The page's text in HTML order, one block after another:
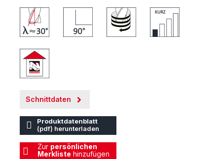
Schnittdaten
Produktdatenblatt
(pdf) herunterladen
Zur persönlichen
Merkliste hinzufügen